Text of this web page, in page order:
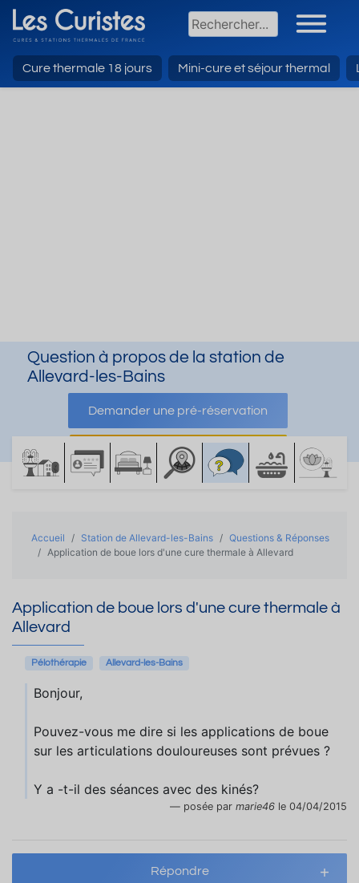
Cure thermale 18 jours Mini-cure et séjour thermal
Question à propos de la station de
Allevard-les-Bains
Demander une pré-réservation
Demander une documentation
Accueil Station de Allevard-les-Bains
Questions & Réponses
Application de boue lors d'une cure thermale à Allevard
Application de boue lors d'une cure thermale à
Allevard
Pélothérapie Allevard-les-Bains
Bonjour,
Pouvez-vous me dire si les applications de boue
sur les articulations douloureuses sont prévues ?
Y a -t-il des séances avec des kinés?
posée par marie46 le 04/04/2015
Répondre